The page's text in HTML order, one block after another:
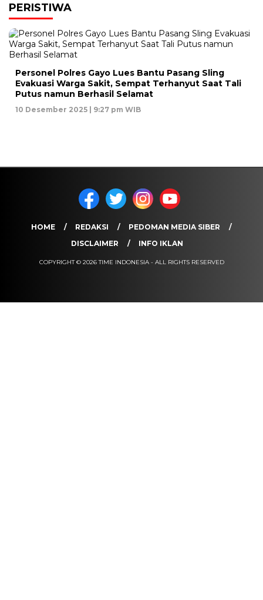
PERISTIWA
Personel Polres Gayo Lues Bantu Pasang Sling
Evakuasi Warga Sakit, Sempat Terhanyut Saat Tali
Putus namun Berhasil Selamat
10 Desember 2025 | 9:27 pm WIB
HOME REDAKSI
PEDOMAN MEDIA SIBER
DISCLAIMER
INFO IKLAN
COPYRIGHT © 2026 TIME INDONESIA - ALL RIGHTS RESERVED